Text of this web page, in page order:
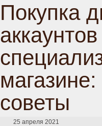
Покупка
советы
25 апреля 2021